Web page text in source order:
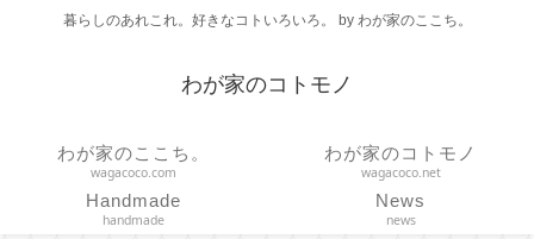
暮らしのあれこれ。好きなコトいろいろ。 by わが家のここち。
わが家のコトモノ
わが家のここち。
wagacoco.com
わが家のコトモノ
wagacoco.net
Handmade
handmade
News
news